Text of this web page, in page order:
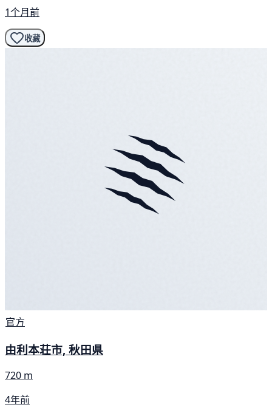
1个月前
收藏
官方
由利本荘市, 秋田県
720 m
4年前